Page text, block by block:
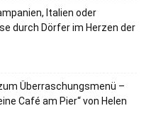
Italien oder
durch Dörfer im Herzen der
Überraschungsmenü –
Café am Pier“ von Helen